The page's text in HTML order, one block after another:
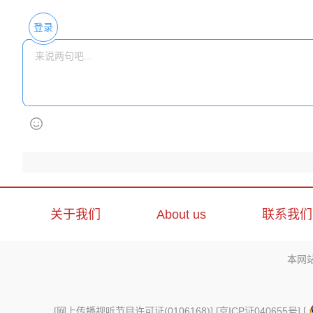
登录
关于我们 About us 联系我们
本网